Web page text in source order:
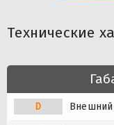
Технические
D Внешний